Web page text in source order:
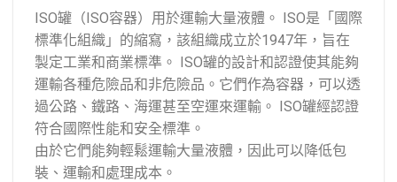
ISO罐（ISO容器）用於運輸大量液體。 ISO是「國際
標準化組織」的縮寫，該組織成立於1947年，旨在
製定工業和商業標準。 ISO罐的設計和認證使其能夠
運輸各種危險品和非危險品。它們作為容器，可以透
過公路、鐵路、海運甚至空運來運輸。 ISO罐經認證
符合國際性能和安全標準。
由於它們能夠輕鬆運輸大量液體，因此可以降低包
裝、運輸和處理成本。